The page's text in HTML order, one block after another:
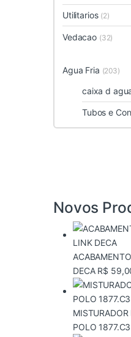
Utilitarios (2)
Vedacao (32)
Agua Fria (203)
caixa d
Tubos e
Novos
DECA R$
POLO